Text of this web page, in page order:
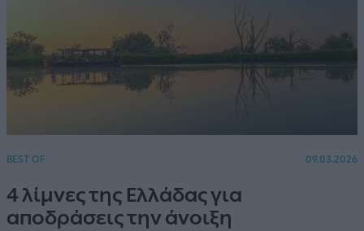
BEST OF 09.03.2026
4 λίμνες της Ελλάδας για
αποδράσεις την άνοιξη